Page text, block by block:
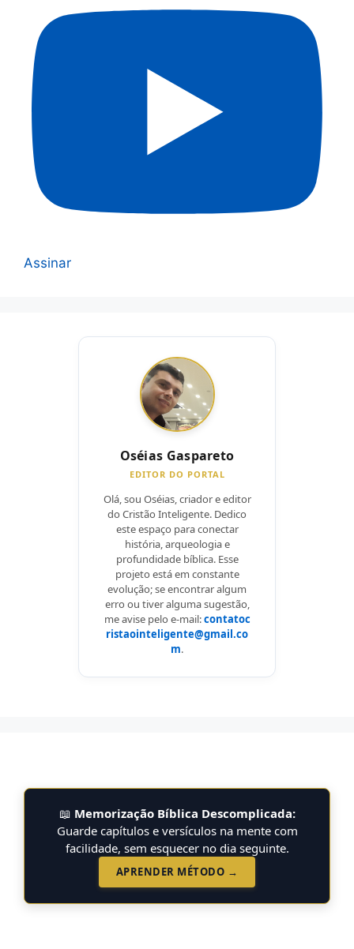
Assinar
Oséias Gaspareto
EDITOR DO PORTAL
Olá, sou Oséias, criador e editor
do Cristão Inteligente. Dedico
este espaço para conectar
história, arqueologia e
profundidade bíblica. Esse
projeto está em constante
evolução; se encontrar algum
erro ou tiver alguma sugestão,
me avise pelo e-mail:contatoc
ristaointeligente@gmail.co
m.
📖 Memorização Bíblica Descomplicada:
Guarde capítulos e versículos na mente com
facilidade, sem esquecer no dia seguinte.
APRENDER MÉTODO →